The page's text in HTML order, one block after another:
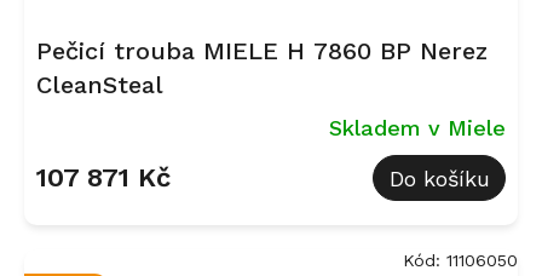
Pečicí trouba MIELE H 7860 BP Nerez
CleanSteal
Skladem v Miele
107 871 Kč Do košíku
Kód: 11106050